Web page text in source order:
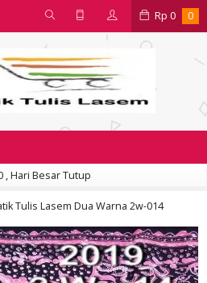
Rp 0 0
, Hari Besar Tutup
Tulis Lasem Dua Warna 2w-014